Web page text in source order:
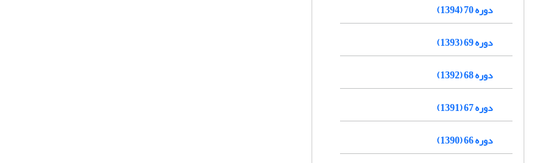
دوره 70 (1394)
دوره 69 (1393)
دوره 68 (1392)
دوره 67 (1391)
دوره 66 (1390)